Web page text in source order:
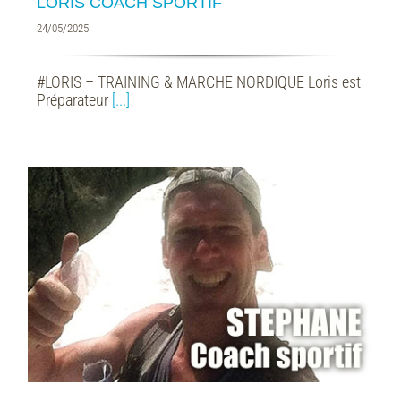
24/05/2025
#LORIS – TRAINING & MARCHE NORDIQUE Loris est
Préparateur [...]